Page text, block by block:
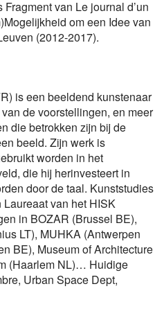
van Le journal d’un
om een Idee van
(2012-2017).
is een beeldend kunstenaar
de voorstellingen, en meer
die betrokken zijn bij de
beeld. Zijn werk is
worden in het
die hij herinvesteert in
door de taal. Kunststudies
van het HISK
in BOZAR (Brussel BE),
LT), MUHKA (Antwerpen
BE), Museum of Architecture
(Haarlem NL)… Huidige
Urban Space Dept,